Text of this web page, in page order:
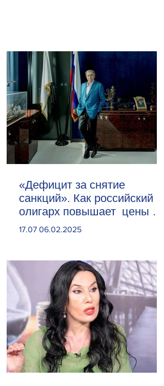
«Дефицит за снятие
санкций». Как российский
олигарх повышает цены на
сливочное масло
17.07 06.02.2025